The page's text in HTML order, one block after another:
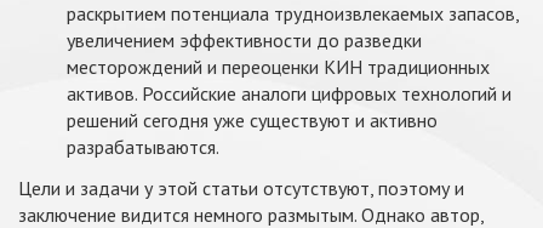
раскрытием потенциала трудноизвлекаемых запасов,
увеличением эффективности до разведки
месторождений и перeоценки КИН традиционных
активов. Российские аналоги цифровых технологий и
решений сегодня уже существуют и активно
разрабатываются.
Цели и задачи у этой статьи отсутствуют, поэтому и
заключение видится немного размытым. Однако автор,